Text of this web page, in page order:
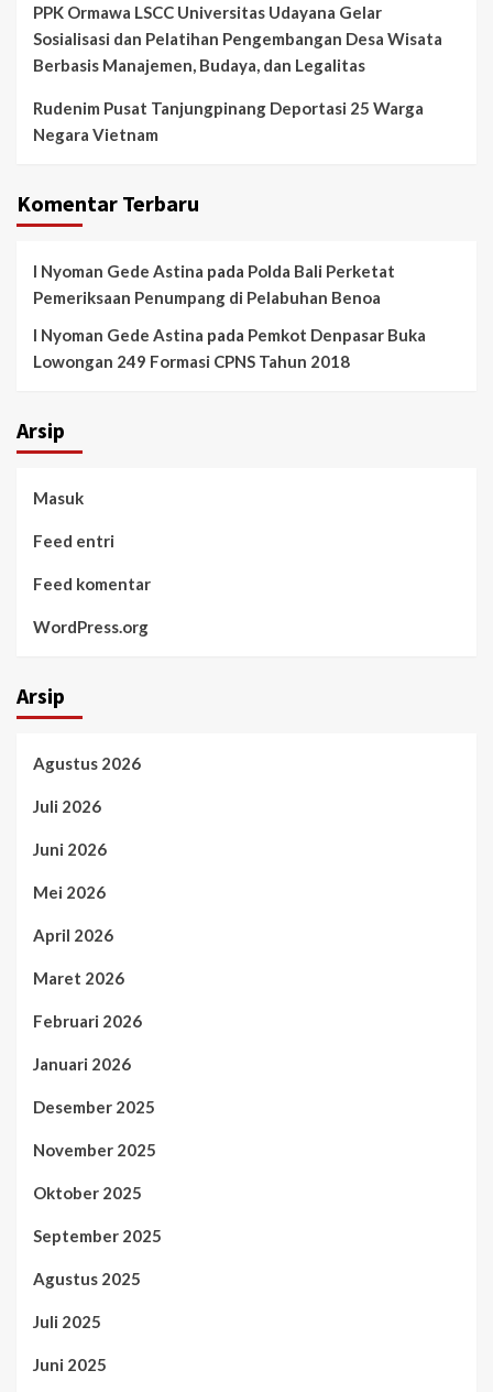
PPK Ormawa LSCC Universitas Udayana Gelar
Sosialisasi dan Pelatihan Pengembangan Desa Wisata
Berbasis Manajemen, Budaya, dan Legalitas
Rudenim Pusat Tanjungpinang Deportasi 25 Warga
Negara Vietnam
Komentar Terbaru
I Nyoman Gede Astina pada Polda Bali Perketat
Pemeriksaan Penumpang di Pelabuhan Benoa
I Nyoman Gede Astina pada Pemkot Denpasar Buka
Lowongan 249 Formasi CPNS Tahun 2018
Arsip
Masuk
Feed entri
Feed komentar
WordPress.org
Arsip
Agustus 2026
Juli 2026
Juni 2026
Mei 2026
April 2026
Maret 2026
Februari 2026
Januari 2026
Desember 2025
November 2025
Oktober 2025
September 2025
Agustus 2025
Juli 2025
Juni 2025